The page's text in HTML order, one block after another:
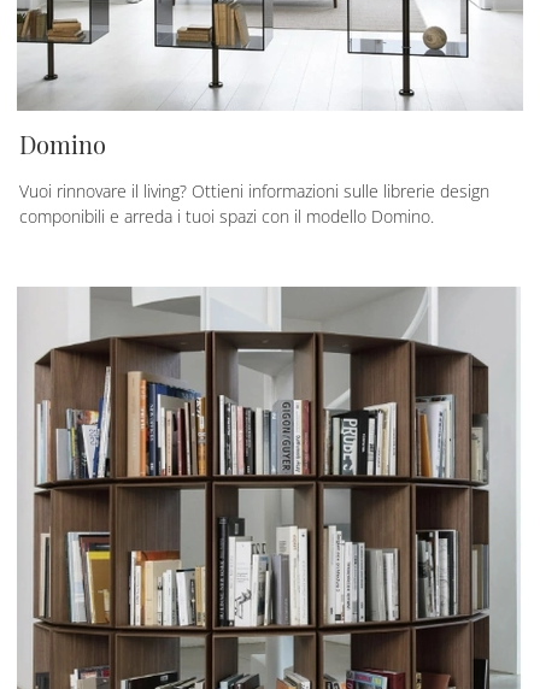
Domino
Vuoi rinnovare il living? Ottieni informazioni sulle librerie design
componibili e arreda i tuoi spazi con il modello Domino.